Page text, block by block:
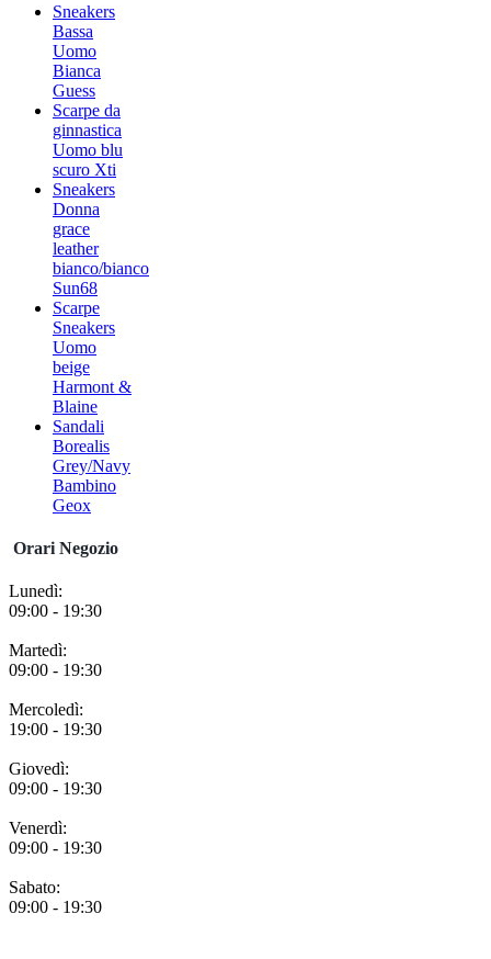
Sneakers
Bassa
Uomo
Bianca
Guess
Scarpe da
ginnastica
Uomo blu
scuro Xti
Sneakers
Donna
grace
leather
bianco/bianco
Sun68
Scarpe
Sneakers
Uomo
beige
Harmont &
Blaine
Sandali
Borealis
Grey/Navy
Bambino
Geox
Orari Negozio
Lunedì:
09:00 - 19:30
Martedì:
09:00 - 19:30
Mercoledì:
19:00 - 19:30
Giovedì:
09:00 - 19:30
Venerdì:
09:00 - 19:30
Sabato:
09:00 - 19:30